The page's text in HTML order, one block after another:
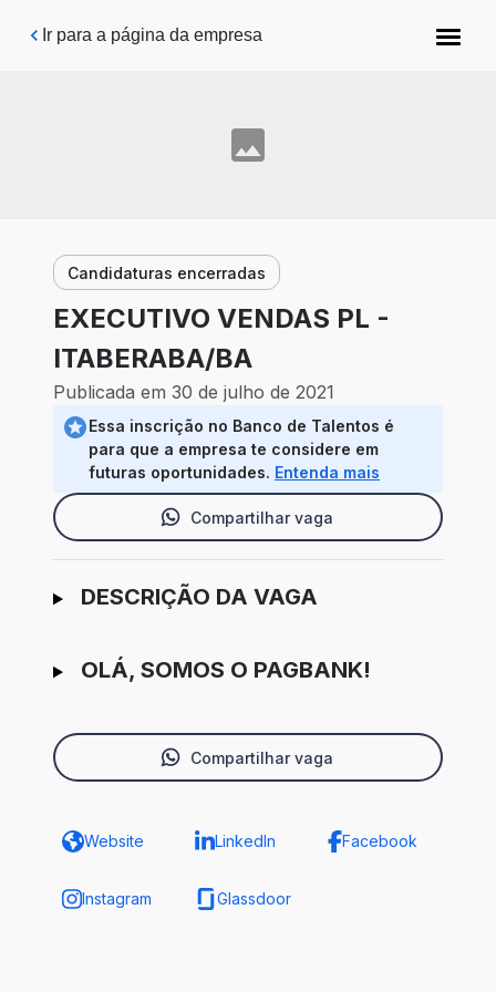
Pular para o conteúdo principal
Ir para a página da empresa
Candidaturas encerradas
EXECUTIVO VENDAS PL -
ITABERABA/BA
Publicada em 30 de julho de 2021
Essa inscrição no Banco de Talentos é
para que a empresa te considere em
futuras oportunidades. Entenda mais
Compartilhar vaga
Ir para candidatura
DESCRIÇÃO DA VAGA
OLÁ, SOMOS O PAGBANK!
Compartilhar vaga
Website LinkedIn Facebook
Instagram Glassdoor